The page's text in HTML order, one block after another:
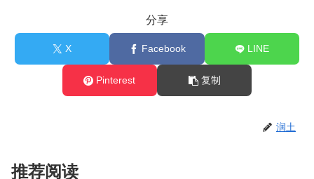
分享
X Facebook LINE
Pinterest 复制
润土
推荐阅读